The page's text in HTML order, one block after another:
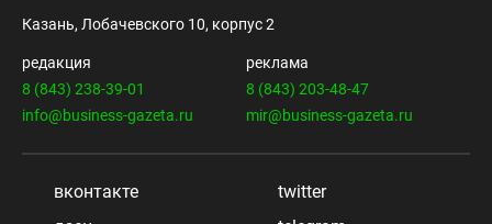
Казань, Лобачевского 10, корпус 2
редакция
8 (843) 238-39-01
info@business-gazeta.ru
реклама
8 (843) 203-48-47
mir@business-gazeta.ru
вконтакте
twitter